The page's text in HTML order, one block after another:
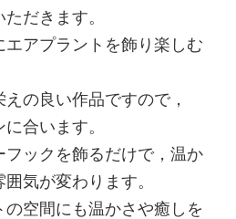
だきます。
エアプラントを飾り楽しむ
の良い作品ですので，
合います。
ックを飾るだけで，温か
気が変わります。
空間にも温かさや癒しを